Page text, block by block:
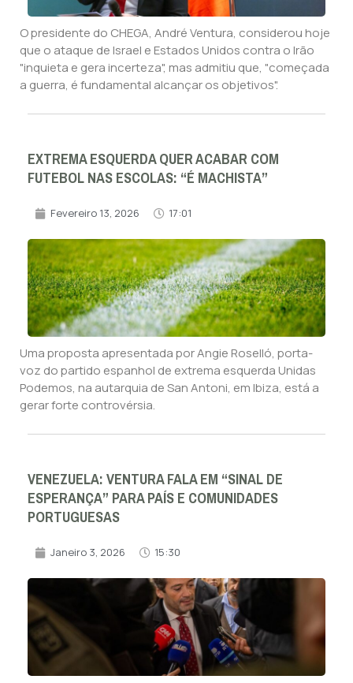
O presidente do CHEGA, André Ventura, considerou hoje
que o ataque de Israel e Estados Unidos contra o Irão
"inquieta e gera incerteza", mas admitiu que, "começada
a guerra, é fundamental alcançar os objetivos".
EXTREMA ESQUERDA QUER ACABAR COM
FUTEBOL NAS ESCOLAS: “É MACHISTA”
Fevereiro 13, 2026 17:01
Uma proposta apresentada por Angie Roselló, porta-
voz do partido espanhol de extrema esquerda Unidas
Podemos, na autarquia de San Antoni, em Ibiza, está a
gerar forte controvérsia.
VENEZUELA: VENTURA FALA EM “SINAL DE
ESPERANÇA” PARA PAÍS E COMUNIDADES
PORTUGUESAS
Janeiro 3, 2026 15:30